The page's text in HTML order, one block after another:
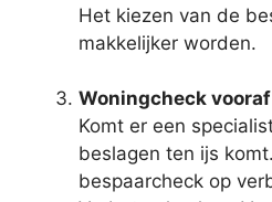
Het kiezen van de
makkelijker worden.
Woningcheck vooraf
Komt er een
beslagen ten ijs
bespaarcheck op